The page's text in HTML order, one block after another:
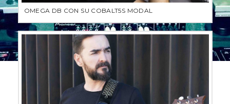
OMEGA DB CON SU COBALT5S MODAL